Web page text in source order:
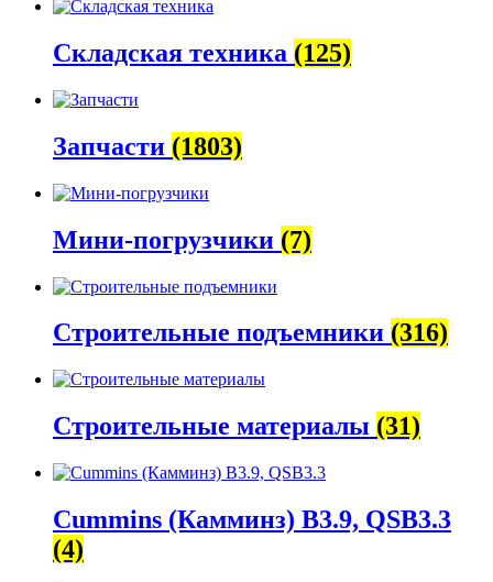
Складская техника (125)
Запчасти (1803)
Мини-погрузчики (7)
Строительные подъемники (316)
Строительные материалы (31)
Cummins (Камминз) B3.9, QSB3.3
(4)